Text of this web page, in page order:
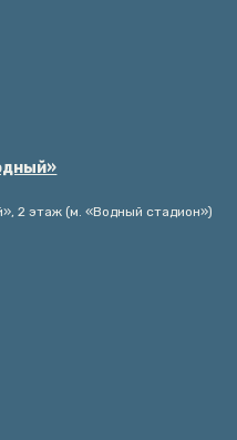
2 этаж (м. «Водный стадион»)